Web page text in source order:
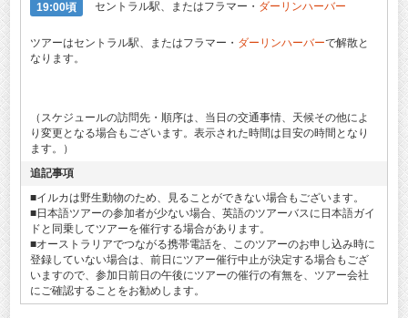
19:00頃 セントラル駅、またはフラマー・ ダーリンハーバー
ツアーはセントラル駅、またはフラマー・ ダーリンハーバーで解散と
なります。
（スケジュールの訪問先・順序は、当日の交通事情、天候その他によ
り変更となる場合もございます。表示された時間は目安の時間となり
ます。）
追記事項
■イルカは野生動物のため、見ることができない場合もございます。
■日本語ツアーの参加者が少ない場合、英語のツアーバスに日本語ガイ
ドと同乗してツアーを催行する場合があります。
■オーストラリアでつながる携帯電話を、このツアーのお申し込み時に
登録していない場合は、前日にツアー催行中止が決定する場合もござ
いますので、参加日前日の午後にツアーの催行の有無を、ツアー会社
にご確認することをお勧めします。